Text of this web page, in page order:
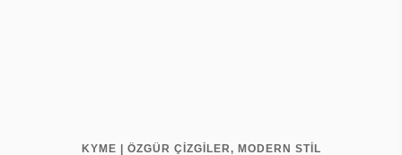
KYME | ÖZGÜR ÇİZGİLER, MODERN STİL